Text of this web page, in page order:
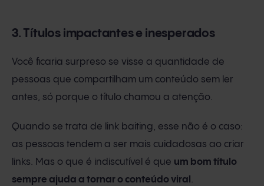
3. Títulos impactantes e inesperados
Você ficaria surpreso se visse a quantidade de
pessoas que compartilham um conteúdo sem ler
antes, só porque o título chamou a atenção.
Quando se trata de link baiting, esse não é o caso:
as pessoas tendem a ser mais cuidadosas ao criar
links. Mas o que é indiscutível é que um bom título
sempre ajuda a tornar o conteúdo viral.